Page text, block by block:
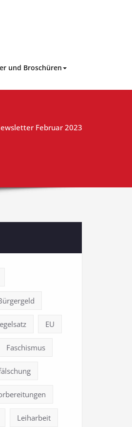
und Broschüren
Februar 2023
EU
Faschismus
Leiharbeit